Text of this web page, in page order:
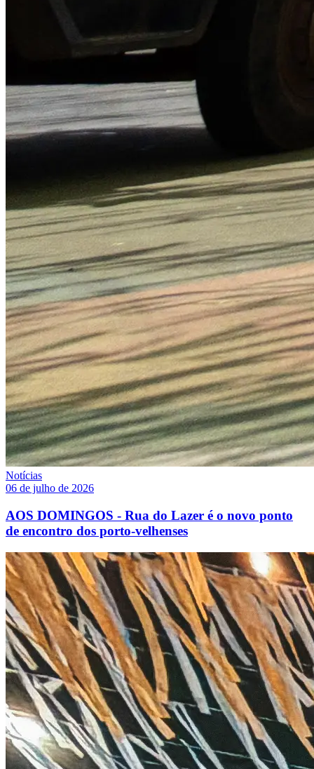
Notícias
06 de julho de 2026
AOS DOMINGOS - Rua do Lazer é o novo ponto
de encontro dos porto-velhenses